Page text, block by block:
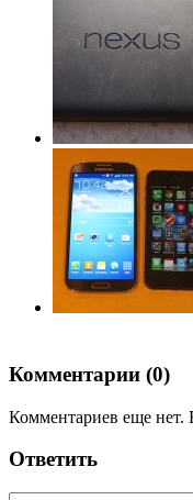
Комментарии (0)
Комментариев еще нет.
Ответить